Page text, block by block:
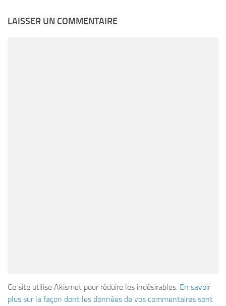
LAISSER UN COMMENTAIRE
Ce site utilise Akismet pour réduire les indésirables. En savoir
plus sur la façon dont les données de vos commentaires sont